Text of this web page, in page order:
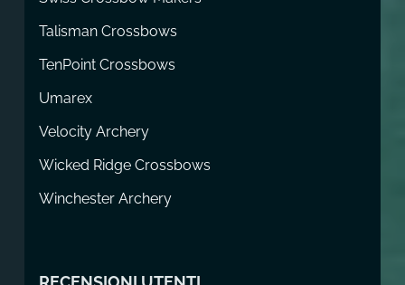
Talisman Crossbows
TenPoint Crossbows
Umarex
Velocity Archery
Wicked Ridge Crossbows
Winchester Archery